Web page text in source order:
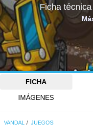
Ficha
FICHA
IMÁGENES
VANDAL JUEGOS